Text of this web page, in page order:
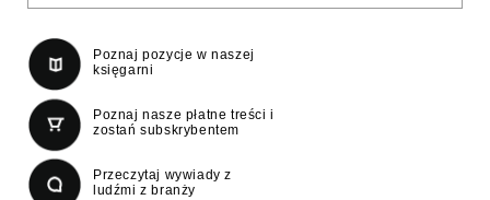
Poznaj pozycje w naszej
księgarni
Poznaj nasze płatne treści i
zostań subskrybentem
Przeczytaj wywiady z
ludźmi z branży